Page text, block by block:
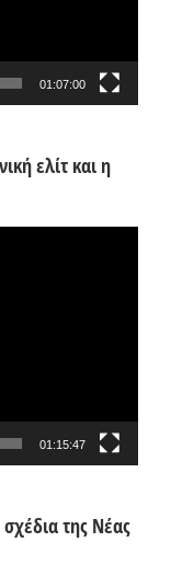
01:07:00
ελίτ και η
01:15:47
της Νέας